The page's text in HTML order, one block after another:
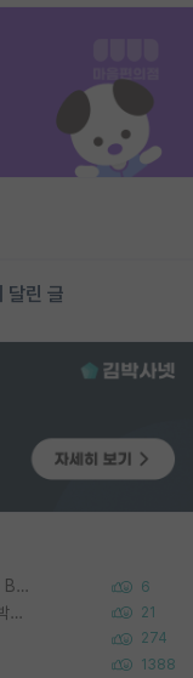
달린 글
Korea University 수학, 컴퓨터과학 이학사, UC Berkeley 산업공학 대학원 공학박사가 되는 것은 쉽지 않겠죠? 6
경북대 컴퓨터학부 4.4 -> 카이스트 전기전자 석박사통합과정 합격 21
274
1388